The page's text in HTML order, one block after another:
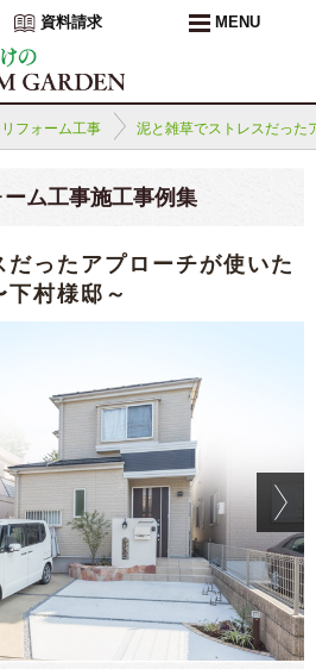
資料請求 MENU
フォーム工事 泥と雑草でストレスだった
ム工事施工事例集
ったアプローチが使いた
村様邸～